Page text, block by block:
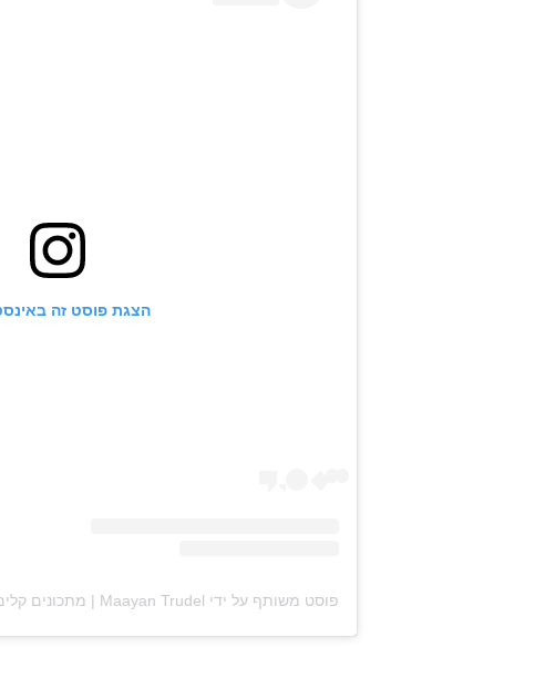
הצגת פוסט זה
פוסט משותף על ידי ‏‎Maayan Trudel | מתכונים קלים והחיים עצמם‎‏ (@‏‎maayan.shtrudel‎‏)